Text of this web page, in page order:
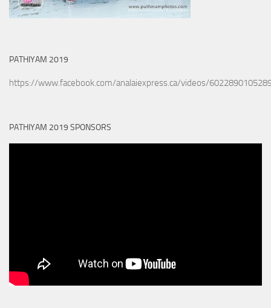
PATHIYAM 2019
https://www.facebook.com/analaiexpress.ca/videos/
PATHIYAM 2019 SPONSORS